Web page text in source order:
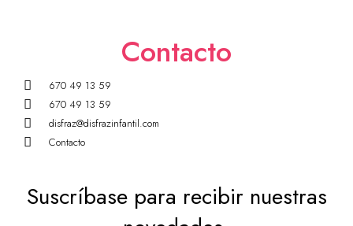
Contacto
670 49 13 59
670 49 13 59
disfraz@disfrazinfantil.com
Contacto
Suscríbase para recibir nuestras